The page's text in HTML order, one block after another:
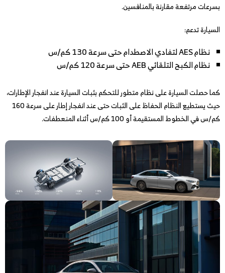
بسرعات مرتفعة مقارنة بالمنافسين.
السيارة تدعم:
نظام AES لتفادي الاصطدام حتى سرعة 130 كم/س
نظام الكبح التلقائي AEB حتى سرعة 120 كم/س
كما حصلت السيارة على نظام متطور للتحكم بثبات السيارة عند انفجار الإطارات،
حيث يستطيع النظام الحفاظ على الثبات حتى عند انفجار إطار على سرعة 160
كم/س في الخطوط المستقيمة أو 100 كم/س أثناء المنعطفات.